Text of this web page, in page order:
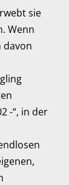
sie
Wenn
davon
-“, in der